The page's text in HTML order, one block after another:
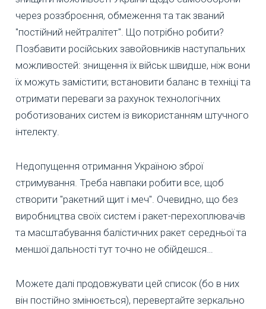
через роззброєння, обмеження та так званий
"постійний нейтралітет". Що потрібно робити?
Позбавити російських завойовників наступальних
можливостей: знищення їх військ швидше, ніж вони
їх можуть замістити; встановити баланс в техніці та
отримати переваги за рахунок технологічних
роботизованих систем із використанням штучного
інтелекту.
Недопущення отримання Україною зброї
стримування. Треба навпаки робити все, щоб
створити "ракетний щит і меч". Очевидно, що без
виробництва своїх систем і ракет-перехоплювачів
та масштабування балістичних ракет середньої та
меншої дальності тут точно не обійдешся…
Можете далі продовжувати цей список (бо в них
він постійно змінюється), перевертайте зеркально